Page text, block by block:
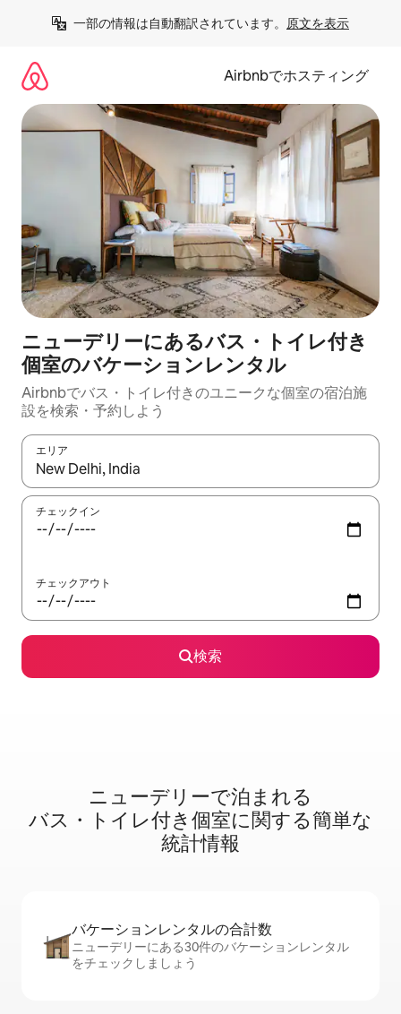
一部の情報は自動翻訳されています。 原文を表示
Airbnbでホスティング
ニューデリーにあるバス・トイレ付き
個室のバケーションレンタル
Airbnbでバス・トイレ付きのユニークな個室の宿泊施
設を検索・予約しよう
エリア
検索結果が表示されたら、上下の矢印キーを使って移動するか
チェックイン
チェックアウト
検索
ニューデリーで泊⁠ま⁠れ⁠る
バ⁠ス⁠・⁠ト⁠イ⁠レ⁠付⁠き個⁠室⁠に関⁠す⁠る簡⁠単⁠な
統⁠計⁠情⁠報
バケーションレ⁠ン⁠タ⁠ル⁠の合⁠計⁠数
ニューデリーにある30件のバケーションレンタル
をチェックしましょう